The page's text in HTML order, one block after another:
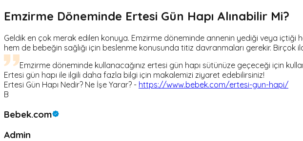
Emzirme Döneminde Ertesi Gün Hapı Alınabilir Mi?
Geldik en çok merak edilen konuya. Emzirme döneminde annenin yediği veya içtiği
hem de bebeğin sağlığı için beslenme konusunda titiz davranmaları gerekir. Birçok
Emzirme döneminde kullanacağınız ertesi gün hapı sütünüze geçeceği için
Ertesi gün hapı ile ilgili daha fazla bilgi için makalemizi ziyaret edebilirsiniz!
Ertesi Gün Hapı Nedir? Ne İşe Yarar? - https://www.bebek.com/ertesi-gun-hapi/
B
Bebek.com
Admin